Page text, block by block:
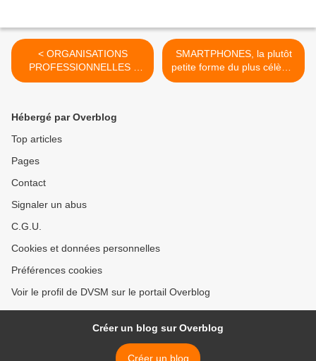
< ORGANISATIONS
PROFESSIONNELLES -
ASUS France vient de
SMARTPHONES, la plutôt
petite forme du plus célèbre
des "devices" se confirme.
Hébergé par Overblog
Top articles
Pages
Contact
Signaler un abus
C.G.U.
Cookies et données personnelles
Préférences cookies
Voir le profil de DVSM sur le portail Overblog
Créer un blog sur Overblog
Créer un blog